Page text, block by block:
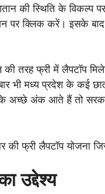
की स्थिति के विकल्प
पर क्लिक करें। इसके
तरह फ्री में लैपटॉप
भी मध्य प्रदेश के कई
आपके अच्छे अंक आते हैं तो
उद्देश्य